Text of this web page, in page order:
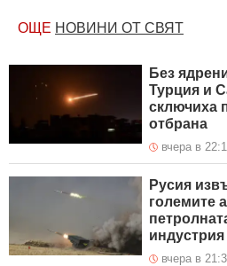
ОЩЕ НОВИНИ ОТ СВЯТ
Без
Турция и
сключиха
отбрана
вчера в
Русия
големите
вчера в